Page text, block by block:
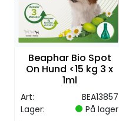
Beaphar Bio Spot
On Hund <15 kg 3 x
1ml
Art:
BEA13857
Lager:
På lager